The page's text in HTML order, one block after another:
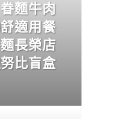
麵牛肉
適用餐
長榮店
比盲盒